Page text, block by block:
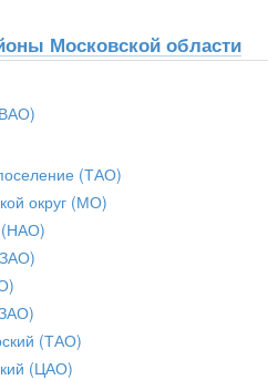
Московской области
(ТАО)
округ (МО)
(НАО)
(ТАО)
(ЦАО)